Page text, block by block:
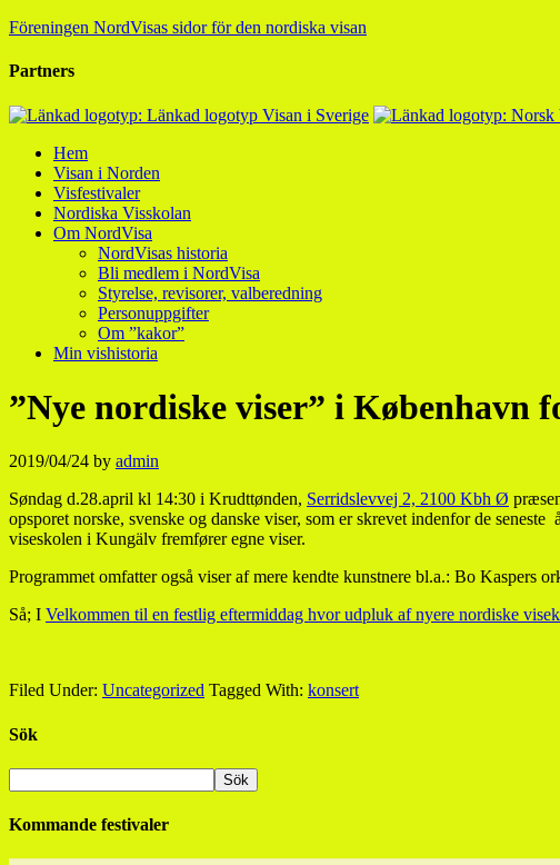
Föreningen NordVisas sidor för den nordiska visan
Partners
Hem
Visan i Norden
Visfestivaler
Nordiska Visskolan
Om NordVisa
NordVisas historia
Bli medlem i NordVisa
Styrelse, revisorer, valberedning
Personuppgifter
Om ”kakor”
Min vishistoria
”Nye nordiske viser” i København
2019/04/24 by admin
Søndag d.28.april kl 14:30 i Krudttønden, Serridslevvej 2, 2100 Kbh Ø
opsporet norske, svenske og danske viser, som er skrevet indenfor de
viseskolen i Kungälv fremfører egne viser.
Programmet omfatter også viser af mere kendte kunstnere bl.a.: Bo
Så; I Velkommen til en festlig eftermiddag hvor udpluk af nyere nordiske
Filed Under: Uncategorized Tagged With: konsert
Sök
Kommande festivaler